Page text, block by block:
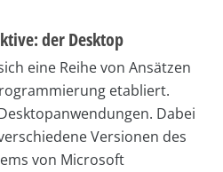
der Desktop
eine Reihe von Ansätzen
etabliert.
Dabei
Versionen des
von Microsoft